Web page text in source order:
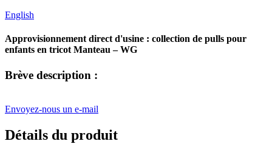
English
Approvisionnement direct d'usine : collection de pulls pour
enfants en tricot Manteau – WG
Brève description :
Envoyez-nous un e-mail
Détails du produit